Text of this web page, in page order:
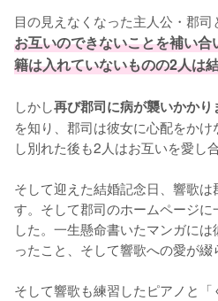
目の見えなくなった主人公・郡
お互いのできないことを補い
籍は入れていないものの2人は
しかし再び郡司に病が襲いかかり
を知り、郡司は彼女に心配をか
し別れた後も2人はお互いを愛し
そして迎えた結婚記念日、響歌
す。そして郡司のホームページ
した。一生懸命書いたマンガに
ったこと、そして響歌への愛が綴
そして響歌も練習したピアノと